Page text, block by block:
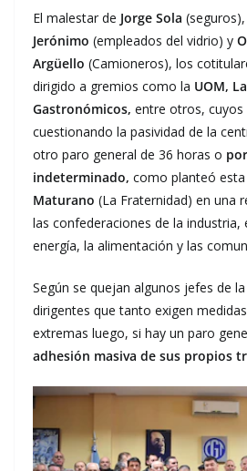
El malestar de Jorge Sola (seguros),
Jerónimo (empleados del vidrio) y
Argüello (Camioneros), los
dirigido a gremios como la UOM,
Gastronómicos, entre otros, cuyos
cuestionando la pasividad de la
otro paro general de 36 horas o
indeterminado, como planteó
Maturano (La Fraternidad) en una
las confederaciones de la industria,
energía, la alimentación y las
Según se quejan algunos jefes de
dirigentes que tanto exigen
extremas luego, si hay un paro
adhesión masiva de sus propios